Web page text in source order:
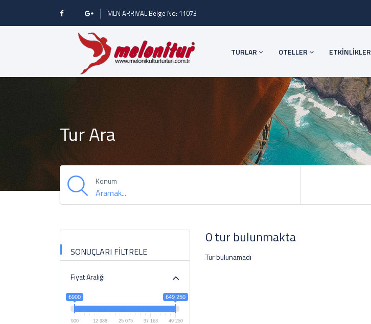
MLN ARRIVAL Belge No: 11073
TURLAR OTELLER ETKİNLİKLER
Tur Ara
Konum
SONUÇLARI FİLTRELE
Fiyat Aralığı
₺900 ₺49 250
900 12 988 25 075 37 163 49 250
0 tur bulunmakta
Tur bulunamadı